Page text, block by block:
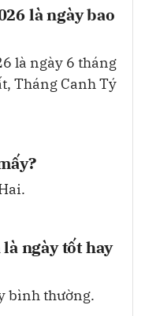
là ngày bao
là ngày 6 tháng
Tháng Canh Tý
ngày tốt hay
bình thường.